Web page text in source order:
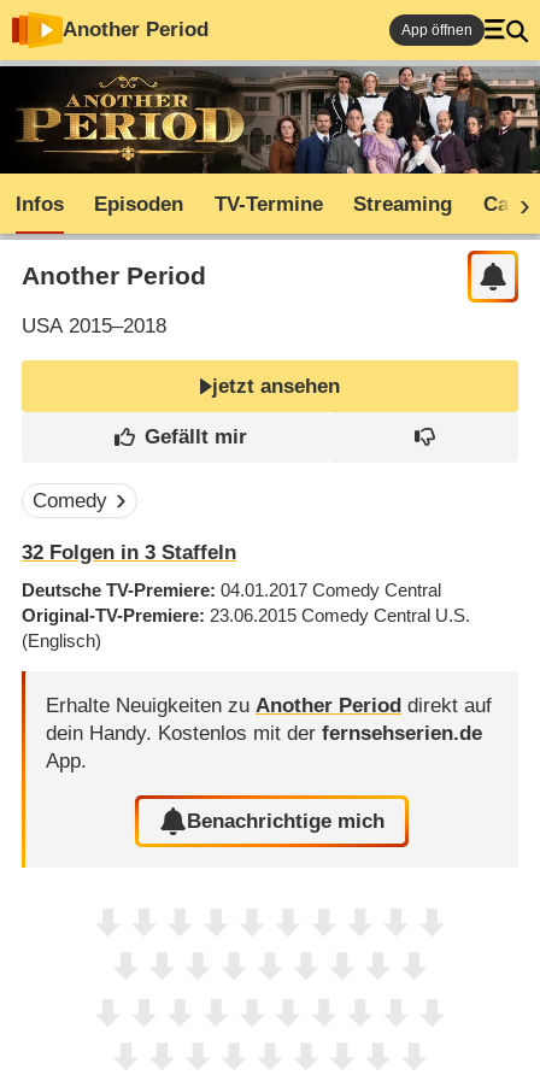
Another Period App öffnen
Infos Episoden TV-Termine Streaming Cast
Another Period
USA2015–2018
jetzt ansehen
Comedy
32Folgen in 3Staffeln
Deutsche TV-Premiere 04.01.2017 Comedy Central
Original-TV-Premiere 23.06.2015 Comedy Central U.S.
(Englisch)
Erhalte Neuigkeiten zu Another Period direkt auf
dein Handy. Kostenlos mit der fernsehserien.de
App.
Benachrichtige mich